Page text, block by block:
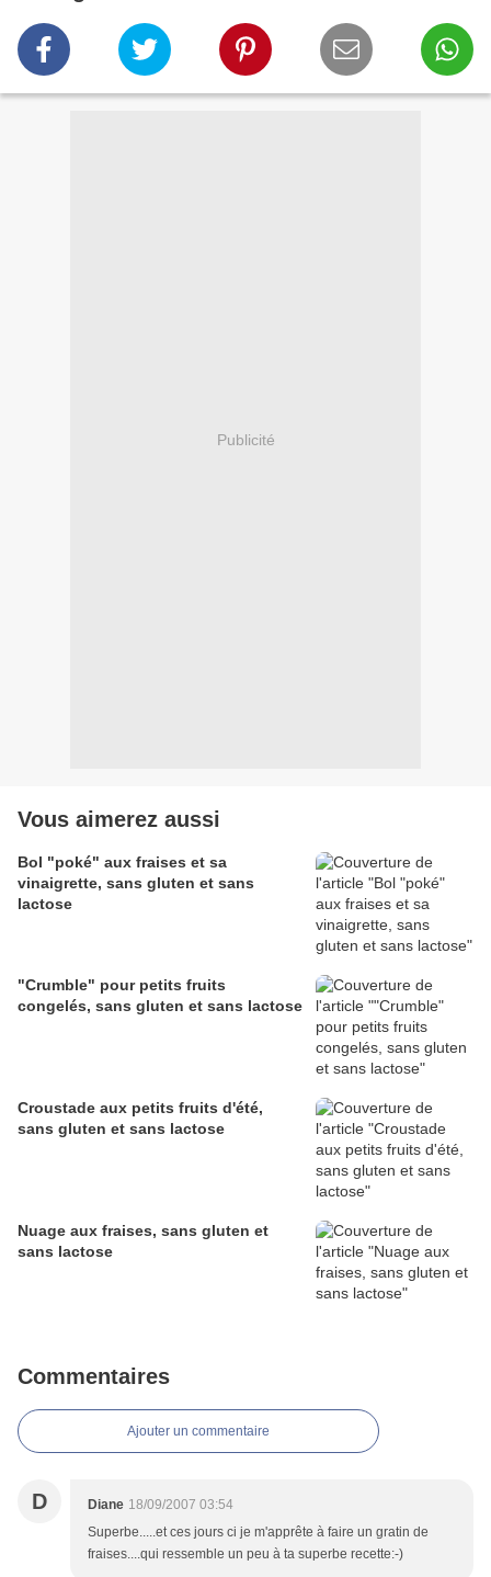
Publicité
Vous aimerez aussi
Bol "poké" aux fraises et sa
vinaigrette, sans gluten et sans
lactose
"Crumble" pour petits fruits
congelés, sans gluten et sans lactose
Croustade aux petits fruits d'été,
sans gluten et sans lactose
Nuage aux fraises, sans gluten et
sans lactose
Commentaires
Ajouter un commentaire
D Diane 18/09/2007 03:54
Superbe.....et ces jours ci je m'apprête à faire un gratin de
fraises....qui ressemble un peu à ta superbe recette:-)